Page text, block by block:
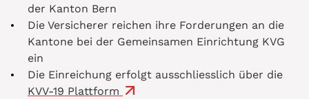
der Kanton Bern
Die Versicherer reichen ihre Forderungen an die
Kantone bei der Gemeinsamen Einrichtung KVG
ein
Die Einreichung erfolgt ausschliesslich über die
KVV-19 Plattform